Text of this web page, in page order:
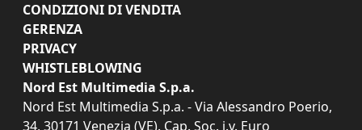
CONDIZIONI DI VENDITA
GERENZA
PRIVACY
WHISTLEBLOWING
Nord Est Multimedia S.p.a.
Nord Est Multimedia S.p.a. - Via Alessandro Poerio,
34, 30171 Venezia (VE). Cap. Soc. i.v. Euro